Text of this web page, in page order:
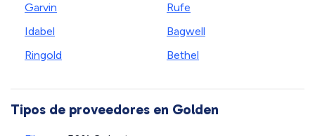
Garvin
Idabel
Ringold
Rufe
Bagwell
Bethel
Tipos de proveedores en Golden